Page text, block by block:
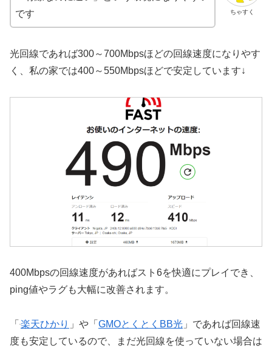
ちゃすく
です
光回線であれば300～700Mbpsほどの回線速度になりやす
く、私の家では400～550Mbpsほどで安定しています↓
400Mbpsの回線速度があればスト6を快適にプレイでき、
ping値やラグも大幅に改善されます。
「 楽天ひかり 」や「 GMOとくとくBB光 」であれば回線速
度も安定しているので、まだ光回線を使っていない場合は